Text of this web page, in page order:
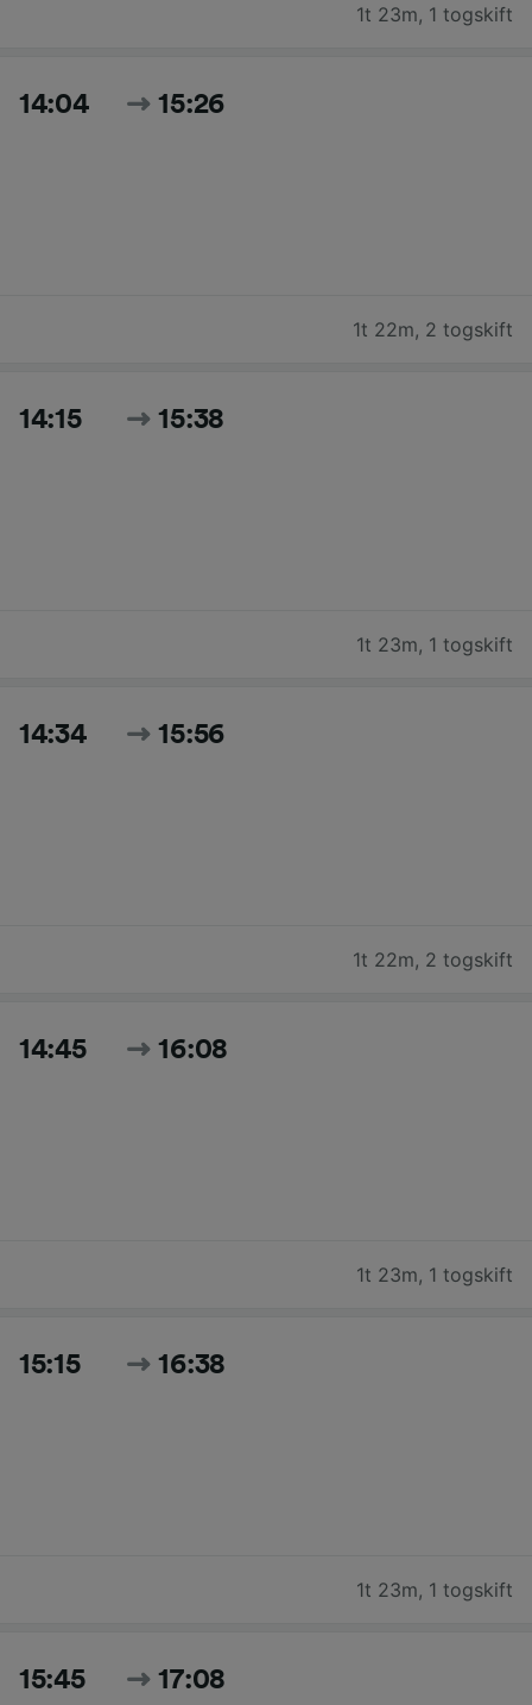
1t 23m, 1 togskift
14:04 15:26
1t 22m, 2 togskift
14:15 15:38
1t 23m, 1 togskift
14:34 15:56
1t 22m, 2 togskift
14:45 16:08
1t 23m, 1 togskift
15:15 16:38
1t 23m, 1 togskift
15:45 17:08